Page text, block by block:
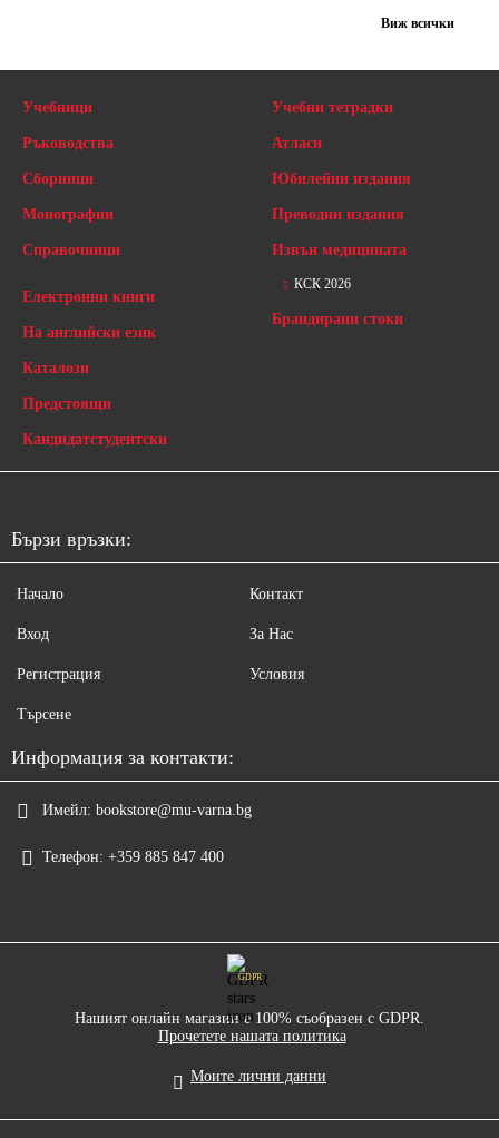
Виж всички
Учебници
Ръководства
Сборници
Монографии
Справочници
Учебни тетрадки
Атласи
Юбилейни издания
Преводни издания
Извън медицината
Електронни книги
На английски език
Каталози
Предстоящи
Кандидатстудентски
КСК 2026
Брандирани стоки
Бързи връзки:
Начало
Вход
Регистрация
Търсене
Контакт
За Нас
Условия
Информация за контакти:
Имейл: bookstore@mu-varna.bg
Телефон: +359 885 847 400
GDPR
Нашият онлайн магазин е 100% съобразен с GDPR.
Прочетете нашата политика
Моите лични данни